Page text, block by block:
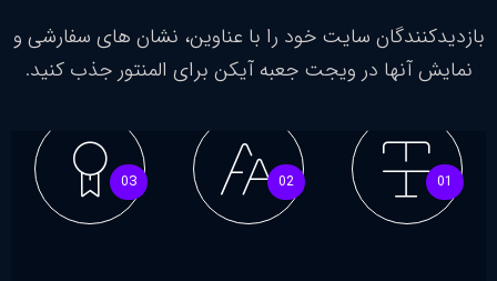
سایت خود را با عناوین، نشان های سفارشی و
در ویجت جعبه آیکن برای المنتور جذب کنید.